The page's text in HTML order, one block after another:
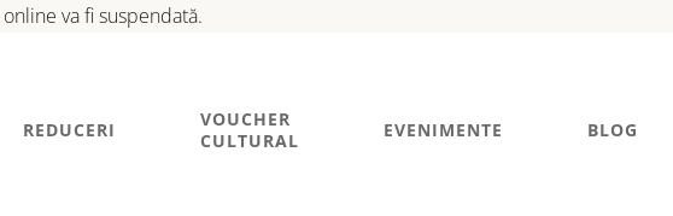
va fi suspendată.
REDUCERI
VOUCHER
CULTURAL
EVENIMENTE BLOG